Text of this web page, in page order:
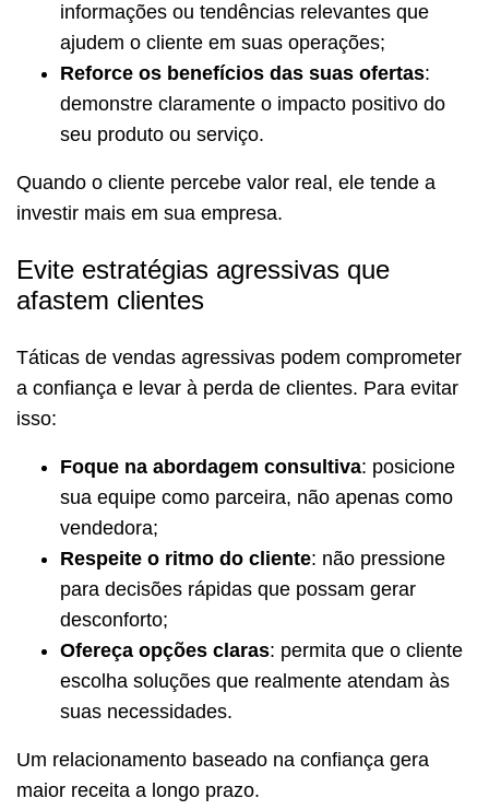
informações ou tendências relevantes que
ajudem o cliente em suas operações;
Reforce os benefícios das suas ofertas:
demonstre claramente o impacto positivo do
seu produto ou serviço.
Quando o cliente percebe valor real, ele tende a
investir mais em sua empresa.
Evite estratégias agressivas que
afastem clientes
Táticas de vendas agressivas podem comprometer
a confiança e levar à perda de clientes. Para evitar
isso:
Foque na abordagem consultiva: posicione
sua equipe como parceira, não apenas como
vendedora;
Respeite o ritmo do cliente: não pressione
para decisões rápidas que possam gerar
desconforto;
Ofereça opções claras: permita que o cliente
escolha soluções que realmente atendam às
suas necessidades.
Um relacionamento baseado na confiança gera
maior receita a longo prazo.